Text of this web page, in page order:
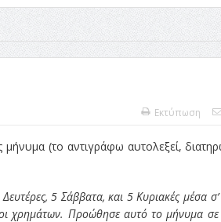
η απόλυτη αντισυμβατική καλοκαιρινή
κινηματογράφο
Τρία Βήματα Μπροστά για Σένα και
Εκτύπωση
μήνυμα (το αντιγράφω αυτολεξεί,
5 Σάββατα, και 5 Κυριακές μέσα σ’
χρημάτων. Προώθησε αυτό το μήνυμα σε